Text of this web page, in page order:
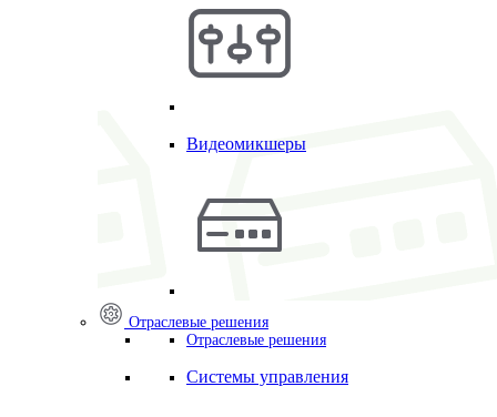
Видеомикшеры
Отраслевые решения
Отраслевые решения
Системы управления